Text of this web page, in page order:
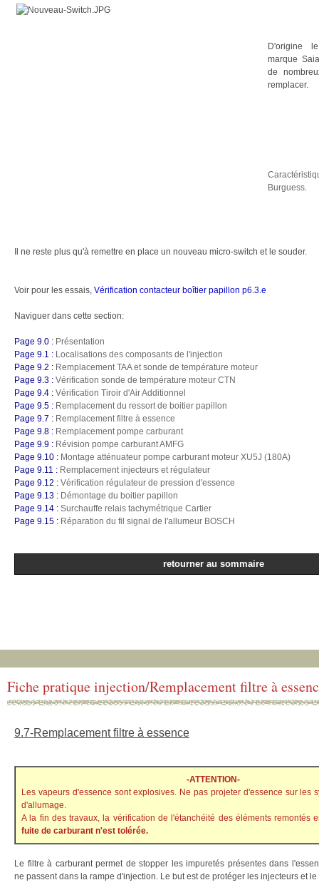
D'origine
marque
de
remplacer.
Burguess.
Il ne reste plus qu'à remettre en place un nouveau micro-switch et le souder.
Voir pour les essais, Vérification contacteur boîtier papillon p6.3.e
Naviguer dans cette section:
Page 9.0 : Présentation
Page 9.1 : Localisations des composants de l'injection
Page 9.2 : Remplacement TAA et sonde de température moteur
Page 9.3 : Vérification sonde de température moteur CTN
Page 9.4 : Vérification Tiroir d'Air Additionnel
Page 9.5 : Remplacement du ressort de boitier papillon
Page 9.7 : Remplacement filtre à essence
Page 9.8 : Remplacement pompe carburant
Page 9.9 : Révision pompe carburant AMFG
Page 9.10 : Montage atténuateur pompe carburant moteur XU5J (180A)
Page 9.11 : Remplacement injecteurs et régulateur
Page 9.12 : Vérification régulateur de pression d'essence
Page 9.13 : Démontage du boitier papillon
Page 9.14 : Surchauffe relais tachymétrique Cartier
Page 9.15 : Réparation du fil signal de l'allumeur BOSCH
retourner au sommaire
Fiche pratique injection/Remplacement filtre à
9.7-Remplacement filtre à essence
-ATTENTION-
Les vapeurs d'essence sont explosives. Ne pas projeter d'essence sur les
d'allumage.
A la fin des travaux, la vérification de l'étanchéité des éléments remontés
fuite de carburant n'est tolérée.
Le filtre à carburant permet de stopper les impuretés présentes dans
ne passent dans la rampe d'injection. Le but est de protéger les injecteurs et